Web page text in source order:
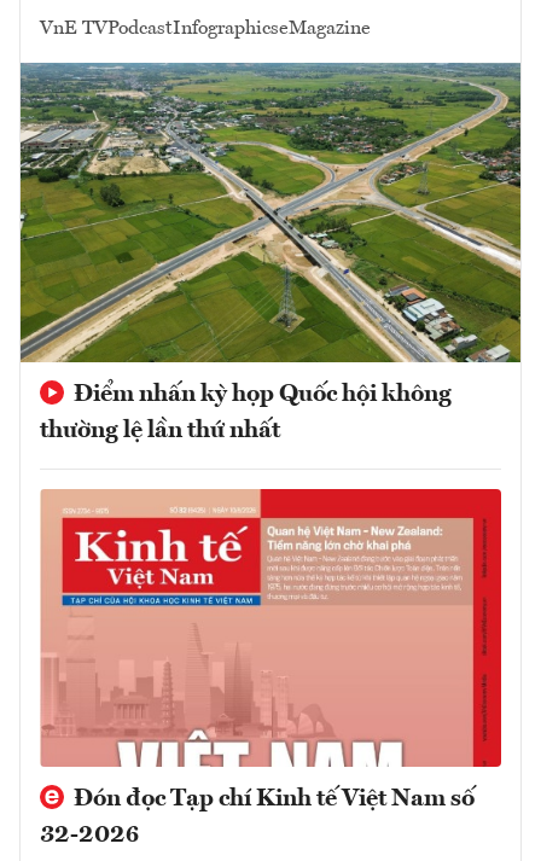
VnE TVPodcastInfographicseMagazine
Điểm nhấn kỳ họp Quốc hội không
thường lệ lần thứ nhất
Đón đọc Tạp chí Kinh tế Việt Nam số
32-2026